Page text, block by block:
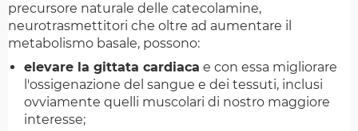
precursore naturale delle catecolamine,
neurotrasmettitori che oltre ad aumentare il
metabolismo basale, possono:
elevare la gittata cardiaca e con essa migliorare
l'ossigenazione del sangue e dei tessuti, inclusi
ovviamente quelli muscolari di nostro maggiore
interesse;